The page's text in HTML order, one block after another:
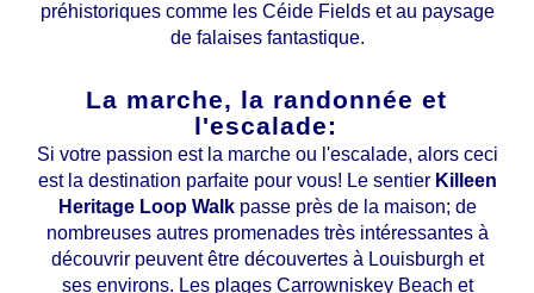
préhistoriques comme les Céide Fields et au paysage
de falaises fantastique.
La marche, la randonnée et
l'escalade:
Si votre passion est la marche ou l'escalade, alors ceci
est la destination parfaite pour vous! Le sentier Killeen
Heritage Loop Walkpasse près de la maison; de
nombreuses autres promenades très intéressantes à
découvrir peuvent être découvertes à Louisburgh et
ses environs. Les plages Carrowniskey Beach et